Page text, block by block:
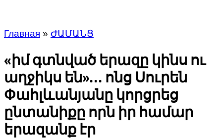
Главная » ԺԱՄԱՆՑ
«իմ գտնված երազը կինս ու
աղջիկս են»… ոնց Սուրեն
Փահլևանյանը կորցրեց
ընտանիքը որն իր համար
երազանք էր